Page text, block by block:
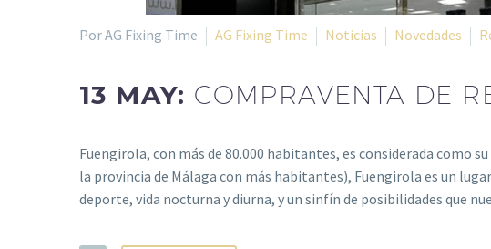
Por AG Fixing Time AG Fixing Time Noticias Novedades
13 MAY: COMPRAVENTA DE
Fuengirola, con más de 80.000 habitantes, es considerada como
la provincia de Málaga con más habitantes), Fuengirola es un
deporte, vida nocturna y diurna, y un sinfín de posibilidades que